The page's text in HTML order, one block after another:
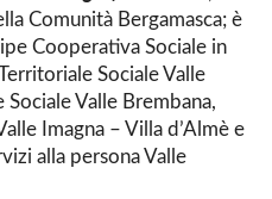
Comunità Bergamasca; è
Cooperativa Sociale in
Sociale Valle
Valle Brembana,
Imagna – Villa d’Almè e
alla persona Valle